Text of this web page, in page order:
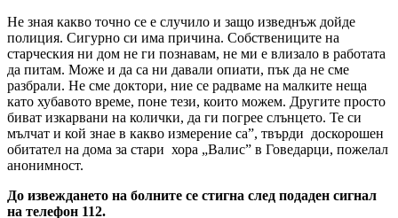
Не зная какво точно се е случило и защо изведнъж дойде
полиция. Сигурно си има причина. Собствениците на
старческия ни дом не ги познавам, не ми е влизало в работата
да питам. Може и да са ни давали опиати, пък да не сме
разбрали. Не сме доктори, ние се радваме на малките неща
като хубавото време, поне тези, които можем. Другите просто
биват изкарвани на колички, да ги погрее слънцето. Те си
мълчат и кой знае в какво измерение са”, твърди доскорошен
обитател на дома за стари хора „Валис” в Говедарци, пожелал
анонимност.
До извеждането на болните се стигна след подаден сигнал
на телефон 112.